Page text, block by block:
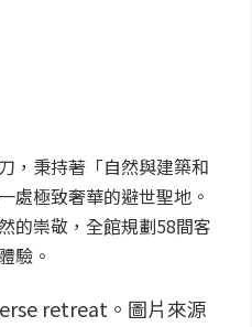
，秉持著「自然與建築和
處極致奢華的避世聖地。
的崇敬，全館規劃58間客
驗。